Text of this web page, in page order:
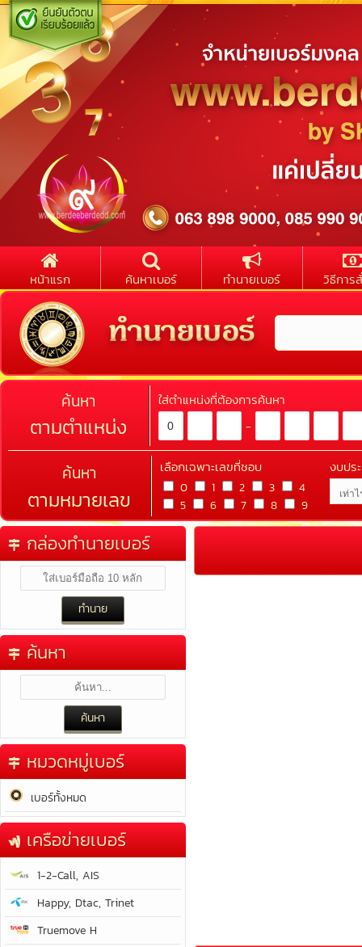
หน้าแรก ค้นหาเบอร์ ทำนายเบอร์ วิธีการ
ค้นหา
ตามตำแหน่ง
ใส่ตำแหน่งที่ต้องการค้นหา
-
ค้นหา
ตามหมายเลข
เลือกเฉพาะเลขที่ชอบ
0 1 2 3
4
5
6 7 8 9
งบปร
กล่องทำนายเบอร์
ค้นหา
หมวดหมู่เบอร์
เบอร์ทั้งหมด
เครือข่ายเบอร์
1-2-Call, AIS
Happy, Dtac, Trinet
Truemove H